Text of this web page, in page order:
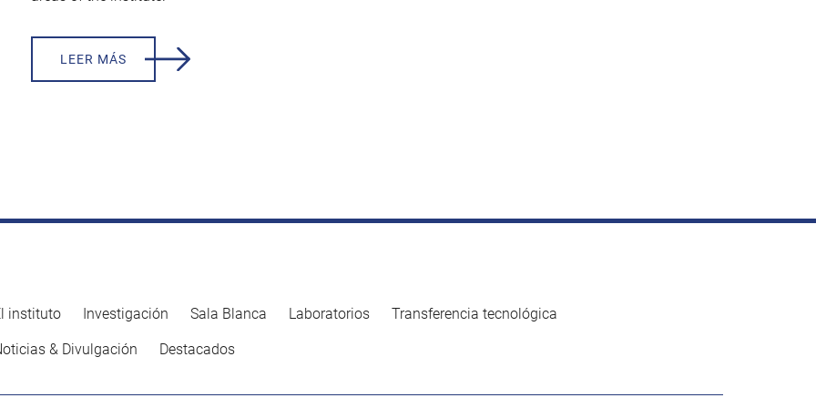
LEER MÁS
instituto Investigación Sala Blanca Laboratorios Transferencia tecnológica
& Divulgación Destacados